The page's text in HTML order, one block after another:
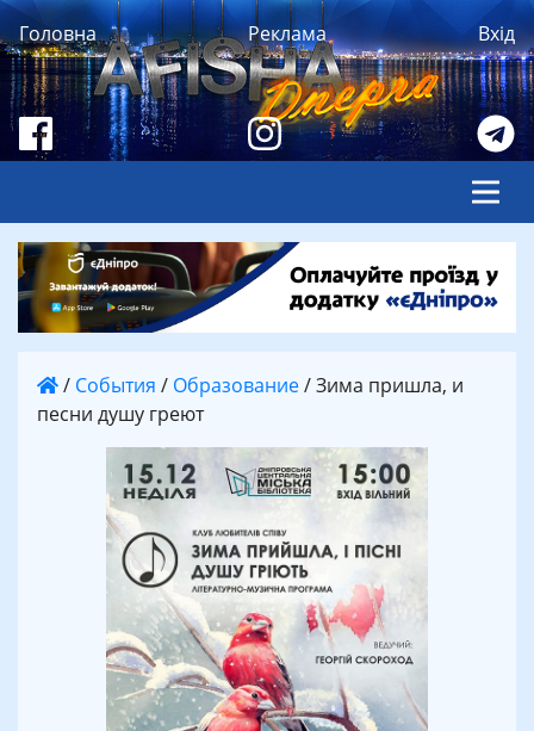
Головна Реклама Вхід
/ События / Образование/Зима пришла, и
песни душу греют